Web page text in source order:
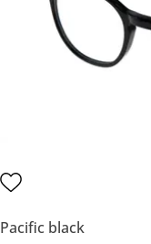
Pacific black